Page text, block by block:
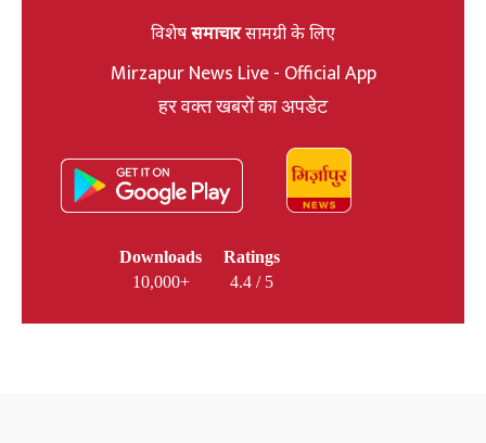
विशेषसमाचारसामग्री के लिए
Mirzapur News Live - Official App
हर वक्त खबरों का अपडेट
Downloads
10,000+
Ratings
4.4 / 5